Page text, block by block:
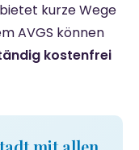
kurze Wege
AVGS können
kostenfrei